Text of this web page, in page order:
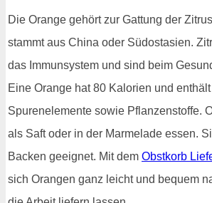
Die Orange gehört zur Gattung der
stammt aus China oder Südostasien.
das Immunsystem und sind beim
Eine Orange hat 80 Kalorien und
Spurenelemente sowie Pflanzenstoffe.
als Saft oder in der Marmelade essen.
Backen geeignet. Mit dem Obstkorb
sich Orangen ganz leicht und bequem